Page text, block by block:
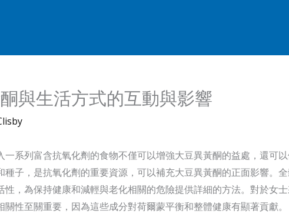
與生活方式的互動與影響
一系列富含抗氧化劑的食物不僅可以增強大豆異黃酮的益處，還可
種子，是抗氧化劑的重要資源，可以補充大豆異黃酮的正面影響。
性，為保持健康和減輕與老化相關的危險提供詳細的方法。對於女
關性至關重要，因為這些成分對荷爾蒙平衡和整體健康有顯著貢獻。